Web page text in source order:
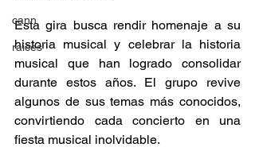
cann
raices
Esta gira busca rendir homenaje a su
historia musical y celebrar la historia
musical que han logrado consolidar
durante estos años. El grupo revive
algunos de sus temas más conocidos,
convirtiendo cada concierto en una
fiesta musical inolvidable.